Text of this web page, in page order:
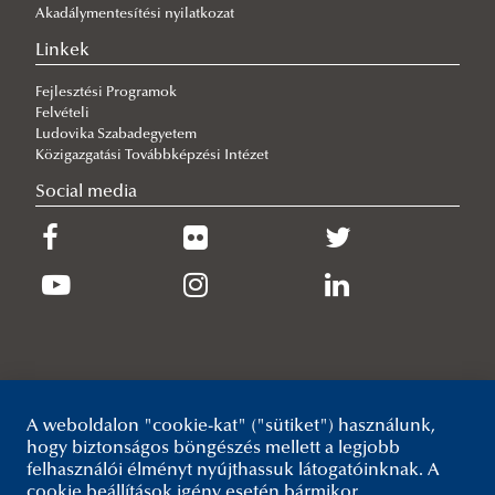
területén a XXI. században
Környezettudatosság a rendészetben (Büntetés-
végrehajtás)
Modern rendészet educatioja
SPARKUP’s international CBRNE-related training
programs
Kapcsolat
Határrendészeti Innovációs Program (HIP)
Bemutatkozás
Tevékenységek
Munkatársak
Publikáció
Kiemelt szereplők
Kapcsolat felvétel
Akadálymentesítési nyilatkozat
Linkek
Fejlesztési Programok
Felvételi
Ludovika Szabadegyetem
Közigazgatási Továbbképzési Intézet
Social media
A weboldalon "cookie-kat" ("sütiket") használunk,
hogy biztonságos böngészés mellett a legjobb
felhasználói élményt nyújthassuk látogatóinknak. A